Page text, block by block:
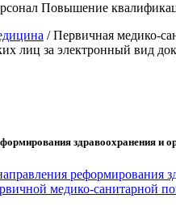
в
Повышение
/ Первичная медико-
лиц за электронный вид
здравоохранения и
реформирования
медико-санитарной